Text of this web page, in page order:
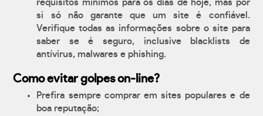
requisitos mínimos para os dias de hoje, mas por
si só não garante que um site é confiável.
Verifique todas as informações sobre o site para
saber se é seguro, inclusive blacklists de
antívirus, malwares e phishing.
Como evitar golpes on-line?
Prefira sempre comprar em sites populares e de
boa reputação;